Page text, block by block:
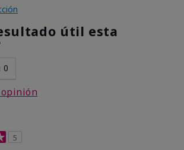
útil esta
0
5